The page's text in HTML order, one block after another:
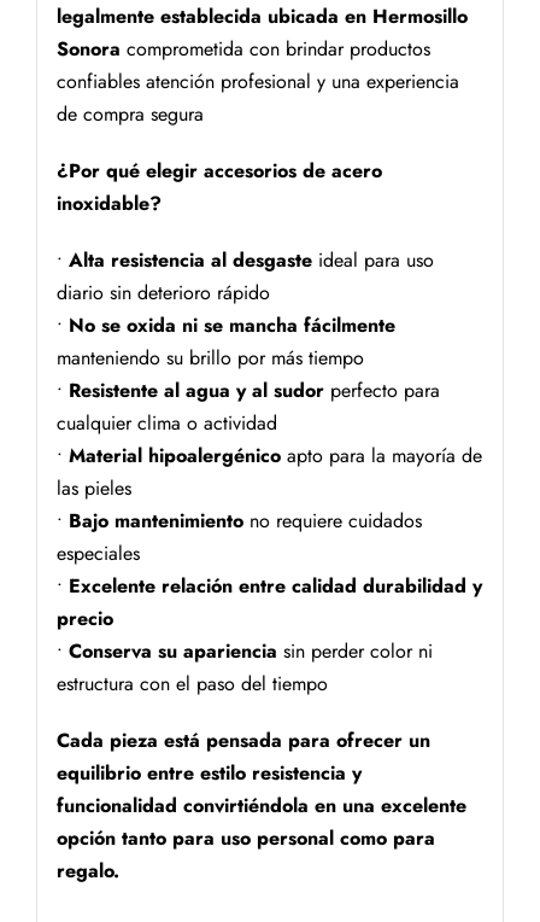
legalmente establecida ubicada en Hermosillo
Sonora comprometida con brindar productos
confiables atención profesional y una experiencia
de compra segura
¿Por qué elegir accesorios de acero
inoxidable?
• Alta resistencia al desgasteideal para uso
diario sin deterioro rápido
• No se oxida ni se mancha fácilmente
manteniendo su brillo por más tiempo
• Resistente al agua y al sudorperfecto para
cualquier clima o actividad
• Material hipoalergénicoapto para la mayoría de
las pieles
• Bajo mantenimientono requiere cuidados
especiales
• Excelente relación entre calidad durabilidad y
precio
• Conserva su apariencia sin perder color ni
estructura con el paso del tiempo
Cada pieza está pensada para ofrecer un
equilibrio entre estilo resistencia y
funcionalidad convirtiéndola en una excelente
opción tanto para uso personal como para
regalo.